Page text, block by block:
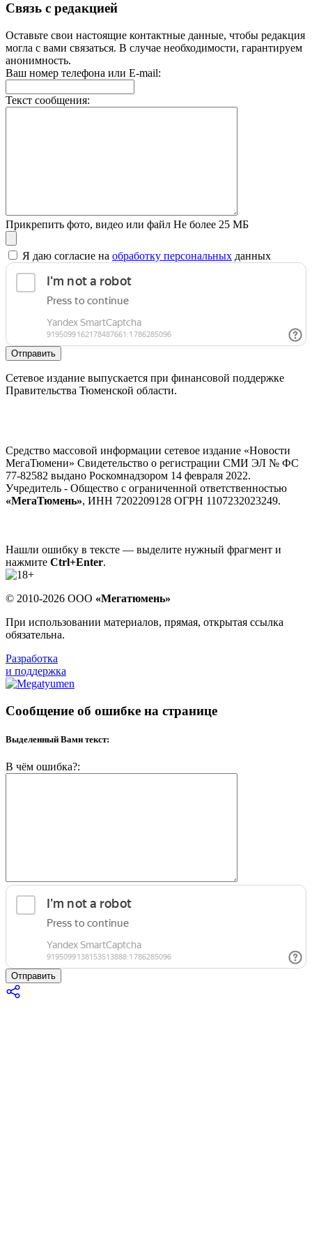
Связь с редакцией
Оставьте свои настоящие контактные данные, чтобы редакция
могла с вами связаться. В случае необходимости, гарантируем
анонимность.
Ваш номер телефона или E-mail:
Текст сообщения:
Прикрепить фото, видео или файл Не более 25 МБ
Я даю согласие на обработку персональных данных
Отправить
Сетевое издание выпускается при финансовой поддержке
Правительства Тюменской области.
Средство массовой информации сетевое издание «Новости
МегаТюмени» Свидетельство о регистрации СМИ ЭЛ № ФС
77-82582 выдано Роскомнадзором 14 февраля 2022.
Учредитель - Общество с ограниченной ответственностью
«МегаТюмень», ИНН 7202209128 ОГРН 1107232023249.
Нашли ошибку в тексте — выделите нужный фрагмент и
нажмите Ctrl+Enter.
© 2010-2026 ООО «Мегатюмень»
При использовании материалов, прямая, открытая ссылка
обязательна.
Разработка
и поддержка
Сообщение об ошибке на странице
Выделенный Вами текст:
В чём ошибка?:
Отправить